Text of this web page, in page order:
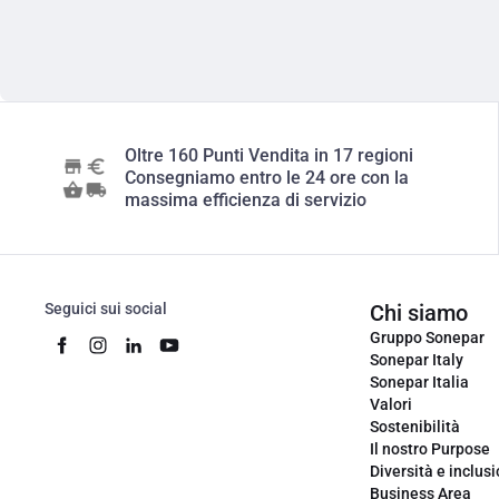
Oltre 160 Punti Vendita in 17 regioni
Consegniamo entro le 24 ore con la
massima efficienza di servizio
Seguici sui social Chi siamo
Gruppo Sonepar
Sonepar Italy
Sonepar Italia
Valori
Sostenibilità
Il nostro Purpose
Diversità e
Business Area